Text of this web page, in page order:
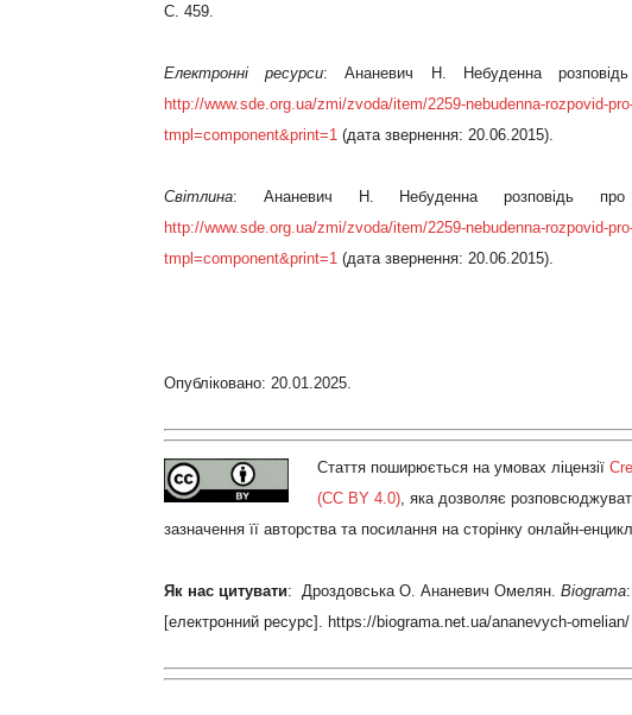
С. 459.
Електронні ресурси: Ананевич Н. Небуденна
http://www.sde.org.ua/zmi/zvoda/item/2259-nebudenna-rozpovid-
tmpl=component&print=1 (дата звернення: 20.06.2015).
Світлина: Ананевич Н. Небуденна розповідь про
http://www.sde.org.ua/zmi/zvoda/item/2259-nebudenna-rozpovid-
tmpl=component&print=1 (дата звернення: 20.06.2015).
Опубліковано: 20.01.2025.
Стаття поширюється на умовах ліцензії
(CC BY 4.0) , яка дозволяє
зазначення її авторства та посилання на сторінку онлайн-
Як нас цитувати: Дроздовська О. Ананевич Омелян. Biograma
[електронний ресурс]. https://biograma.net.ua/ananevych-